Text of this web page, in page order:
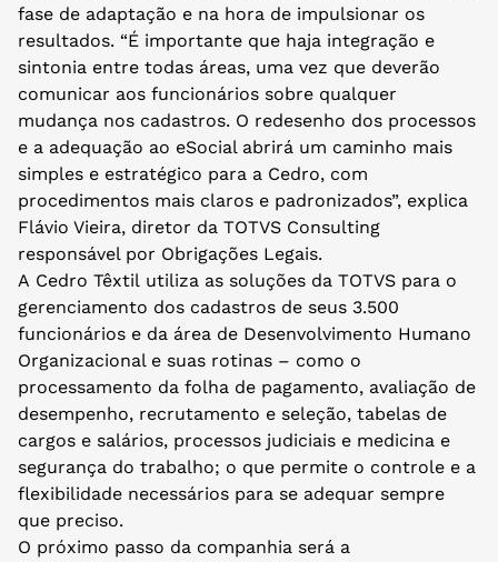
fase de adaptação e na hora de impulsionar os
resultados. “É importante que haja integração e
sintonia entre todas áreas, uma vez que deverão
comunicar aos funcionários sobre qualquer
mudança nos cadastros. O redesenho dos processos
e a adequação ao eSocial abrirá um caminho mais
simples e estratégico para a Cedro, com
procedimentos mais claros e padronizados”, explica
Flávio Vieira, diretor da TOTVS Consulting
responsável por Obrigações Legais.
A Cedro Têxtil utiliza as soluções da TOTVS para o
gerenciamento dos cadastros de seus 3.500
funcionários e da área de Desenvolvimento Humano
Organizacional e suas rotinas – como o
processamento da folha de pagamento, avaliação de
desempenho, recrutamento e seleção, tabelas de
cargos e salários, processos judiciais e medicina e
segurança do trabalho; o que permite o controle e a
flexibilidade necessários para se adequar sempre
que preciso.
O próximo passo da companhia será a